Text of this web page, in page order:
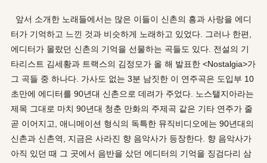
앞서 소개한 노래들에서는 많은 이들이 신촌의 흥과 사랑을 에디
터가 기억하고 느낀 것과 비슷하게 노래하고 있었다. 그러나 한편,
에디터가 몰랐던 신촌의 기억을 선물하는 곡들도 있다. 전설의 기
타리스트 김세황과 트랙스의 김정모가 올 해 발표한 <Nostalgia>가
그 곡들 중 하나다. 가사도 없는 3분 남짓한 이 연주곡은 도입부 10
초만에 에디터를 90년대 신촌으로 데려가 주었다. 노스탤지아라는
제목 그대로 마치 90년대 청춘 만화의 주제곡 같은 기타 연주가 줄
곧 이어지고, 애니메이션 형식의 독특한 뮤직비디오에는 90년대의
신촌과 신촌역, 지금은 사라진 향 음악사가 등장한다. 향 음악사가
아직 있던 때 그 곳에서 음반을 샀던 에디터의 기억을 징검다리 삼